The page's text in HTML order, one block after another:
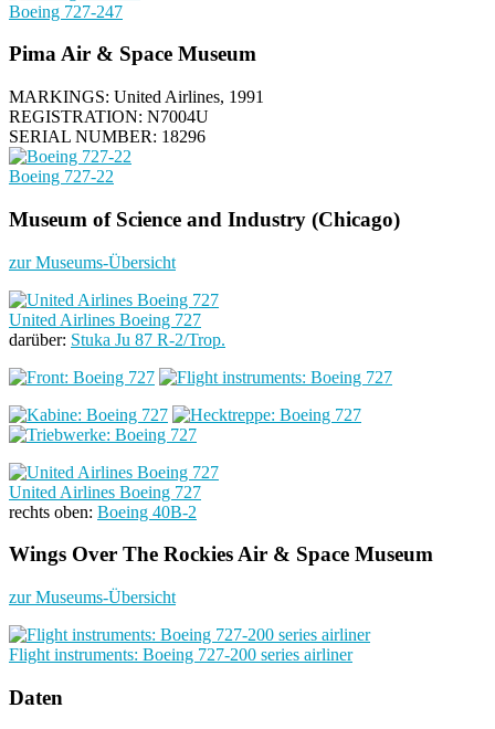
Boeing 727-247
Pima Air & Space Museum
MARKINGS: United Airlines, 1991
REGISTRATION: N7004U
SERIAL NUMBER: 18296
Boeing 727-22
Museum of Science and Industry (Chicago)
zur Museums-Übersicht
United Airlines Boeing 727
darüber: Stuka Ju 87 R-2/Trop.
United Airlines Boeing 727
rechts oben: Boeing 40B-2
Wings Over The Rockies Air & Space Museum
zur Museums-Übersicht
Flight instruments: Boeing 727-200 series airliner
Daten